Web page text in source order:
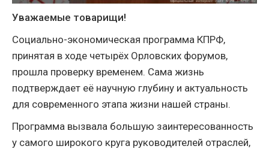
Уважаемые товарищи!
Социально-экономическая программа КПРФ,
принятая в ходе четырёх Орловских форумов,
прошла проверку временем. Сама жизнь
подтверждает её научную глубину и актуальность
для современного этапа жизни нашей страны.
Программа вызвала большую заинтересованность
у самого широкого круга руководителей отраслей,